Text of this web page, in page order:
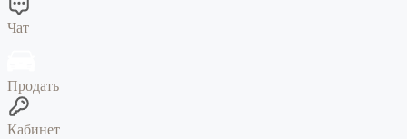
Чат
Продать
Кабинет